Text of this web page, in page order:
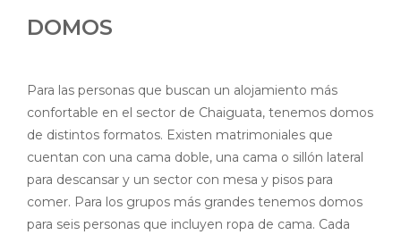
DOMOS
Para las personas que buscan un alojamiento más
confortable en el sector de Chaiguata, tenemos domos
de distintos formatos. Existen matrimoniales que
cuentan con una cama doble, una cama o sillón lateral
para descansar y un sector con mesa y pisos para
comer. Para los grupos más grandes tenemos domos
para seis personas que incluyen ropa de cama. Cada